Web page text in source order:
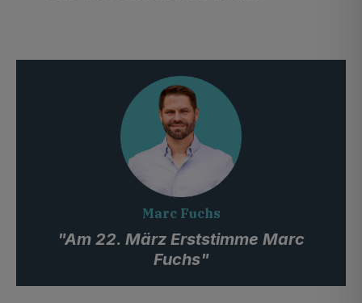
Marc Fuchs
"Am 22. März Erststimme Marc
Fuchs"